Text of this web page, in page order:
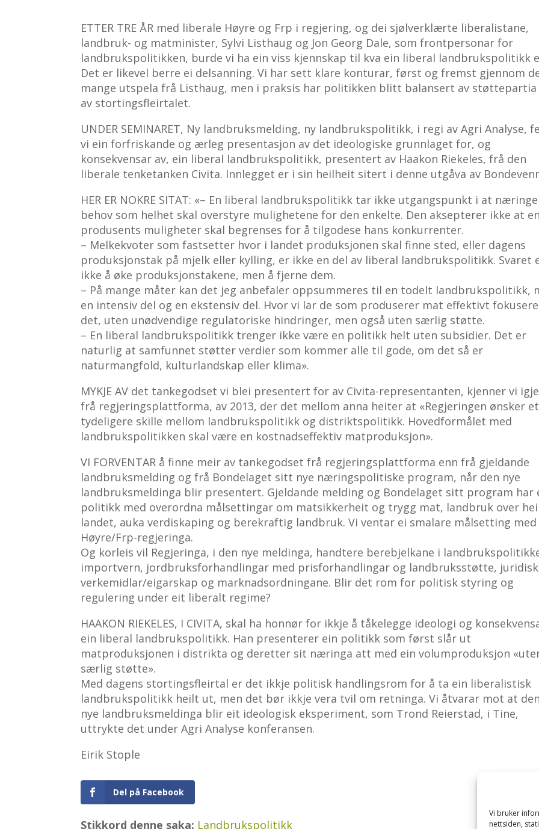
Vi bruker
nettsiden,
ETTER TRE ÅR med liberale Høyre og Frp i regjering, og dei sjølverklærte liberalistane,
landbruk- og matminister, Sylvi Listhaug og Jon Georg Dale, som frontpersonar for
landbrukspolitikken, burde vi ha ein viss kjennskap til kva ein liberal landbrukspolitikk
Det er likevel berre ei delsanning. Vi har sett klare konturar, først og fremst gjennom
mange utspela frå Listhaug, men i praksis har politikken blitt balansert av støttepartia
av stortingsfleirtalet.
UNDER SEMINARET, Ny landbruksmelding, ny landbrukspolitikk, i regi av Agri Analyse,
vi ein forfriskande og ærleg presentasjon av det ideologiske grunnlaget for, og
konsekvensar av, ein liberal landbrukspolitikk, presentert av Haakon Riekeles, frå den
liberale tenketanken Civita. Innlegget er i sin heilheit sitert i denne utgåva av
HER ER NOKRE SITAT: «– En liberal landbrukspolitikk tar ikke utgangspunkt i at
behov som helhet skal overstyre mulighetene for den enkelte. Den aksepterer ikke at en
produsents muligheter skal begrenses for å tilgodese hans konkurrenter.
– Melkekvoter som fastsetter hvor i landet produksjonen skal finne sted, eller dagens
produksjonstak på mjelk eller kylling, er ikke en del av liberal landbrukspolitikk. Svaret
ikke å øke produksjonstakene, men å fjerne dem.
– På mange måter kan det jeg anbefaler oppsummeres til en todelt landbrukspolitikk,
en intensiv del og en ekstensiv del. Hvor vi lar de som produserer mat effektivt
det, uten unødvendige regulatoriske hindringer, men også uten særlig støtte.
– En liberal landbrukspolitikk trenger ikke være en politikk helt uten subsidier. Det er
naturlig at samfunnet støtter verdier som kommer alle til gode, om det så er
naturmangfold, kulturlandskap eller klima».
MYKJE AV det tankegodset vi blei presentert for av Civita-representanten, kjenner vi
frå regjeringsplattforma, av 2013, der det mellom anna heiter at «Regjeringen ønsker et
tydeligere skille mellom landbrukspolitikk og distriktspolitikk. Hovedformålet med
landbrukspolitikken skal være en kostnadseffektiv matproduksjon».
VI FORVENTAR å finne meir av tanke­godset frå regjeringsplattforma enn frå gjeldande
landbruksmelding og frå Bondelaget sitt nye næringspolitiske program, når den nye
landbruksmeldinga blir presentert. Gjeldande melding og Bondelaget sitt program har
politikk med overordna målsettingar om matsikkerheit og trygg mat, landbruk over
landet, auka verdiskaping og berekraftig landbruk. Vi ventar ei smalare målsetting med
Høyre/Frp-regjeringa.
Og korleis vil Regjeringa, i den nye meldinga, handtere berebjelkane i
importvern, jordbruksforhandlingar med prisforhandlingar og landbruksstøtte,
verkemidlar/eigarskap og mark­nads­ordningane. Blir det rom for politisk styring og
regulering ­under eit liberalt regime?
HAAKON RIEKELES, I CIVITA, skal ha honnør for ikkje å tåkelegge ideologi og
ein liberal landbrukspolitikk. Han presenterer ein politikk som først slår ut
matproduksjonen i distrikta og deretter sit næringa att med ein volumproduksjon
særlig støtte».
Med dagens stortingsfleirtal er det ikkje politisk handlingsrom for å ta ein liberalistisk
landbrukspolitikk heilt ut, men det bør ikkje vera tvil om retninga. Vi åtvarar mot at den
nye landbruksmeldinga blir eit ideologisk eksperiment, som Trond Reierstad, i Tine,
uttrykte det under Agri Analyse konferansen.
Eirik Stople
Del på Facebook
Stikkord denne saka: Landbrukspolitikk